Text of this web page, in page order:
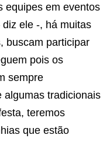
equipes em eventos
diz ele -, há muitas
buscam participar
pois os
sempre
algumas tradicionais
teremos
que estão